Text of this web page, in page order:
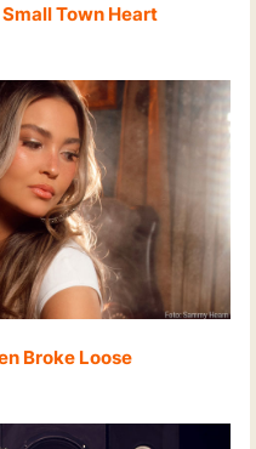
Town Heart
Broke Loose